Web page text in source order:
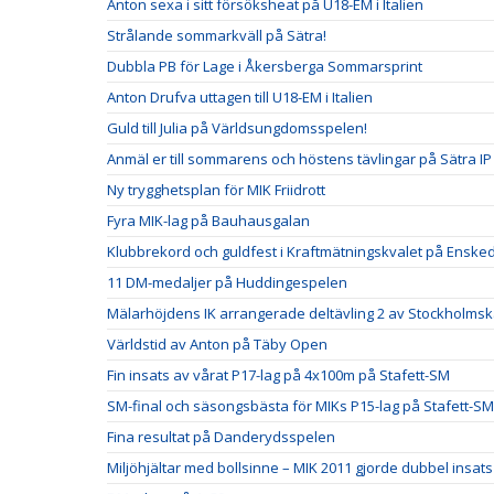
Anton sexa i sitt försöksheat på U18-EM i Italien
Strålande sommarkväll på Sätra!
Dubbla PB för Lage i Åkersberga Sommarsprint
Anton Drufva uttagen till U18-EM i Italien
Guld till Julia på Världsungdomsspelen!
Anmäl er till sommarens och höstens tävlingar på Sätra IP
Ny trygghetsplan för MIK Friidrott
Fyra MIK-lag på Bauhausgalan
Klubbrekord och guldfest i Kraftmätningskvalet på
11 DM-medaljer på Huddingespelen
Mälarhöjdens IK arrangerade deltävling 2 av
Världstid av Anton på Täby Open
Fin insats av vårat P17-lag på 4x100m på Stafett-SM
SM-final och säsongsbästa för MIKs P15-lag på Stafett-
Fina resultat på Danderydsspelen
Miljöhjältar med bollsinne – MIK 2011 gjorde dubbel insats